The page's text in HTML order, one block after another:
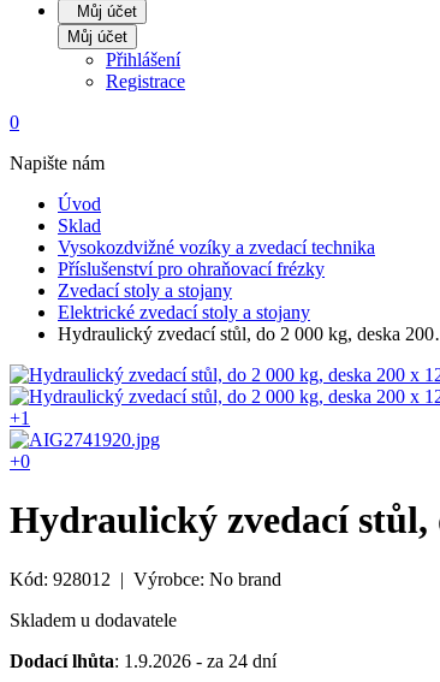
Můj účet
Můj účet
Přihlášení
Registrace
0
Napište nám
Úvod
Sklad
Vysokozdvižné vozíky a zvedací technika
Příslušenství pro ohraňovací frézky
Zvedací stoly a stojany
Elektrické zvedací stoly a stojany
Hydraulický zvedací stůl, do 2 000 kg, deska
+1
+0
Hydraulický zvedací stůl,
Kód: 928012 | Výrobce: No brand
Skladem u dodavatele
Dodací lhůta: 1.9.2026 - za 24 dní